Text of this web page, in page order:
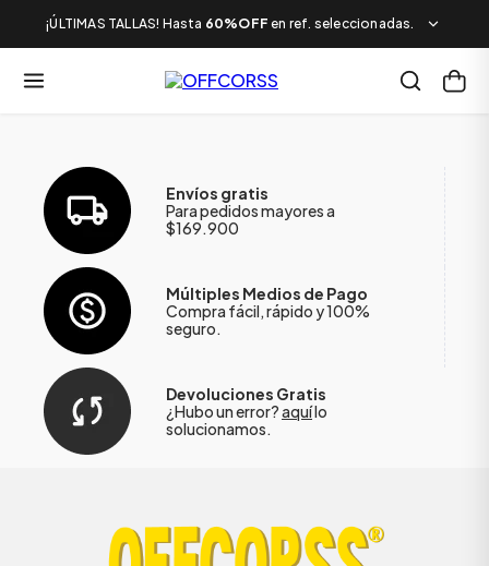
¡ÚLTIMAS TALLAS! Hasta 60%OFF en ref. seleccionadas.
Envíos gratis
Para pedidos mayores a
$169.900
Múltiples Medios de Pago
Compra fácil, rápido y 100%
seguro.
Devoluciones Gratis
¿Hubo un error?aquílo
solucionamos.